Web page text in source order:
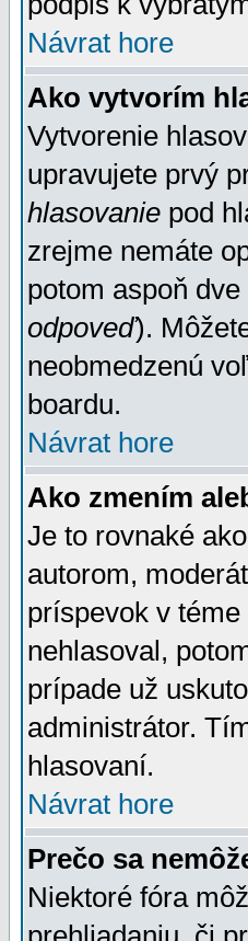
Návrat hore
Ako vytvorím
Vytvorenie
upravujete prvý
hlasovanie pod
zrejme nemáte
potom aspoň
odpoveď).
neobmedzenú
boardu.
Návrat hore
Ako zmením
Je to rovnaké
autorom,
príspevok v
nehlasoval,
prípade už
administrátor.
hlasovaní.
Návrat hore
Prečo sa
Niektoré fóra